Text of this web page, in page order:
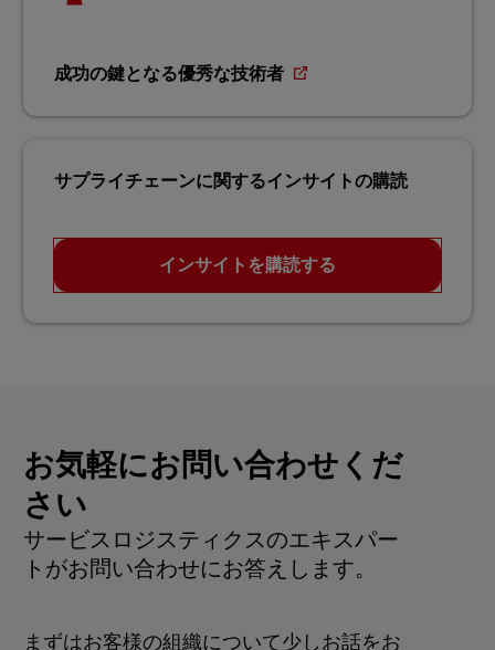
成功の鍵となる優秀な技術者
サプライチェーンに関するインサイトの購読
インサイトを購読する
お気軽にお問い合わせくだ
さい
サービスロジスティクスのエキスパー
トがお問い合わせにお答えします。
まずはお客様の組織について少しお話をお